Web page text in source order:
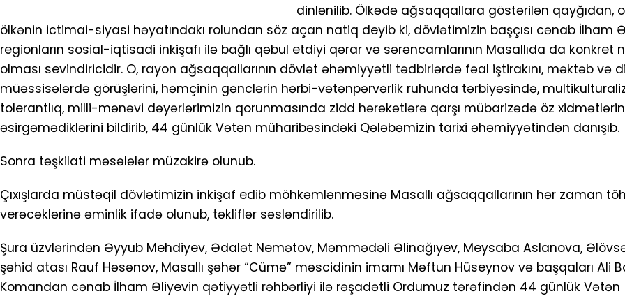
dinlənilib. Ölkədə ağsaqqallara göstərilən qayğıdan,
ölkənin ictimai-siyasi həyatındakı rolundan söz açan natiq deyib ki, dövlətimizin başçısı cənab İlham
regionların sosial-iqtisadi inkişafı ilə bağlı qəbul etdiyi qərar və sərəncamlarının Masallıda da konkret
olması sevindiricidir. O, rayon ağsaqqallarının dövlət əhəmiyyətli tədbirlərdə fəal iştirakını, məktəb və
müəssisələrdə görüşlərini, həmçinin gənclərin hərbi-vətənpərvərlik ruhunda tərbiyəsində,
tolerantlıq, milli-mənəvi dəyərlərimizin qorunmasında zidd hərəkətlərə qarşı mübarizədə öz
əsirgəmədiklərini bildirib, 44 günlük Vətən müharibəsindəki Qələbəmizin tarixi əhəmiyyətindən danışıb.
Sonra təşkilati məsələlər müzakirə olunub.
Çıxışlarda müstəqil dövlətimizin inkişaf edib möhkəmlənməsinə Masallı ağsaqqallarının hər zaman
verəcəklərinə əminlik ifadə olunub, təkliflər səsləndirilib.
Şura üzvlərindən Əyyub Mehdiyev, Ədalət Nemətov, Məmmədəli Əlinağıyev, Meysaba Aslanova,
şəhid atası Rauf Həsənov, Masallı şəhər “Cümə” məscidinin imamı Məftun Hüseynov və başqaları Ali
Komandan cənab İlham Əliyevin qətiyyətli rəhbərliyi ilə rəşadətli Ordumuz tərəfindən 44 günlük Vətən